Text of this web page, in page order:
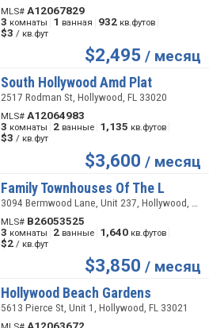
MLS#A12067829
3 комнаты 1 ванная 932 кв.футов
$3 / кв.фут
$2,495 / месяц
South Hollywood Amd Plat
2517 Rodman St, Hollywood, FL 33020
MLS#A12064983
3 комнаты 2 ванные 1,135 кв.футов
$3 / кв.фут
$3,600 / месяц
Family Townhouses Of The L
MLS#B26053525
3 комнаты 2 ванные 1,640 кв.футов
$2 / кв.фут
$3,850 / месяц
Hollywood Beach Gardens
5613 Pierce St, Unit 1, Hollywood, FL 33021